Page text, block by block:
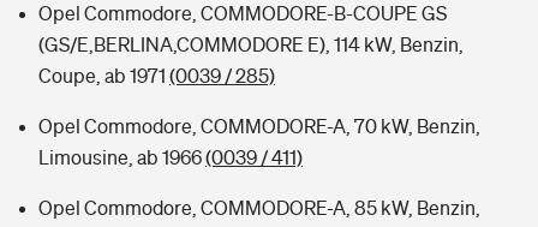
Opel Commodore, COMMODORE-B-COUPE GS
(GS/E,BERLINA,COMMODORE E), 114 kW, Benzin,
Coupe, ab 1971 (0039 / 285)
Opel Commodore, COMMODORE-A, 70 kW, Benzin,
Limousine, ab 1966(0039 / 411)
Opel Commodore, COMMODORE-A, 85 kW, Benzin,